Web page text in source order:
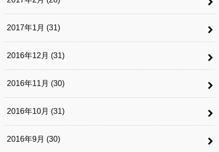
2017年1月 (31)
2016年12月 (31)
2016年11月 (30)
2016年10月 (31)
2016年9月 (30)